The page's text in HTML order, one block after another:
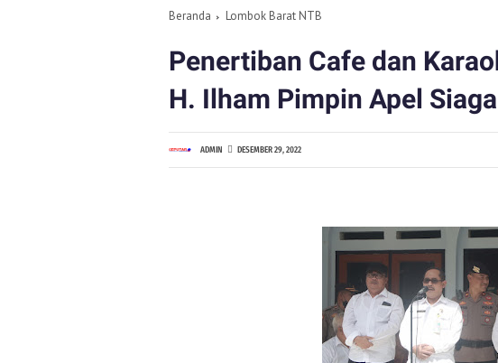
Beranda Lombok Barat NTB
Penertiban Cafe dan
H. Ilham Pimpin Apel Siaga
ADMIN DESEMBER 29, 2022